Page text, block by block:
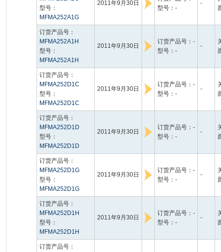
型号：
MFMA252A1G
2011年9月30日
型号：-
-
订货产品号：
MFMA252A1H
型号：
MFMA252A1H
2011年9月30日
订货产品号：-
型号：-
-
订货产品号：
MFMA252D1C
型号：
MFMA252D1C
2011年9月30日
订货产品号：-
型号：-
-
订货产品号：
MFMA252D1D
型号：
MFMA252D1D
2011年9月30日
订货产品号：-
型号：-
-
订货产品号：
MFMA252D1G
型号：
MFMA252D1G
2011年9月30日
订货产品号：-
型号：-
-
订货产品号：
MFMA252D1H
型号：
MFMA252D1H
2011年9月30日
订货产品号：-
型号：-
-
订货产品号：